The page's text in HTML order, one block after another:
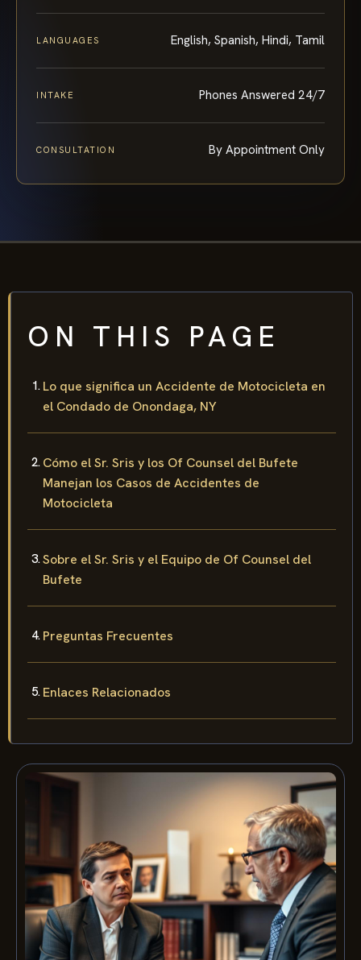
LANGUAGES English, Spanish, Hindi, Tamil
INTAKE Phones Answered 24/7
CONSULTATION By Appointment Only
ON THIS PAGE
Lo que significa un Accidente de Motocicleta en
el Condado de Onondaga, NY
Cómo el Sr. Sris y los Of Counsel del Bufete
Manejan los Casos de Accidentes de
Motocicleta
Sobre el Sr. Sris y el Equipo de Of Counsel del
Bufete
Preguntas Frecuentes
Enlaces Relacionados